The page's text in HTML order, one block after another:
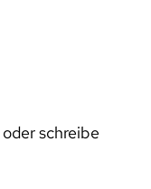
oder schreibe